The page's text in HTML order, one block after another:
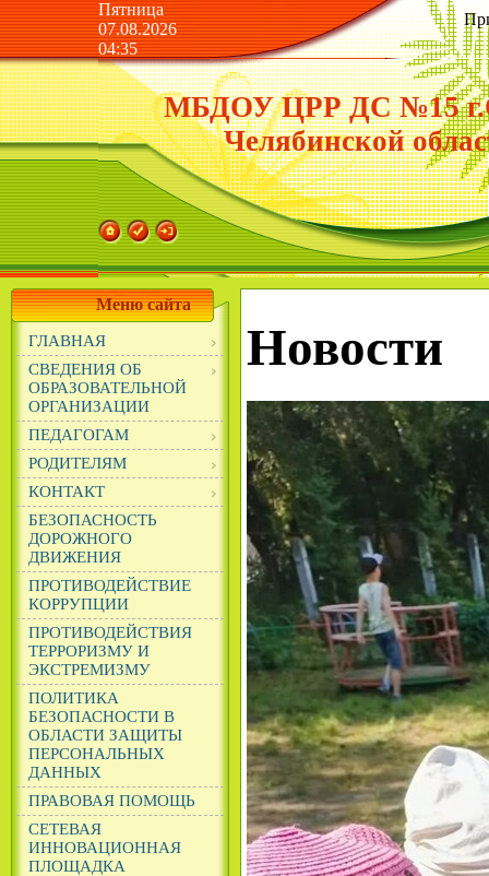
Пятница
07.08.2026
04:35
МБДОУ ЦРР ДС №15
Челябинской
Меню сайта
ГЛАВНАЯ
СВЕДЕНИЯ ОБ
ОБРАЗОВАТЕЛЬНОЙ
ОРГАНИЗАЦИИ
ПЕДАГОГАМ
РОДИТЕЛЯМ
КОНТАКТ
БЕЗОПАСНОСТЬ
ДОРОЖНОГО
ДВИЖЕНИЯ
ПРОТИВОДЕЙСТВИЕ
КОРРУПЦИИ
ПРОТИВОДЕЙСТВИЯ
ТЕРРОРИЗМУ И
ЭКСТРЕМИЗМУ
ПОЛИТИКА
БЕЗОПАСНОСТИ В
ОБЛАСТИ ЗАЩИТЫ
ПЕРСОНАЛЬНЫХ
ДАННЫХ
ПРАВОВАЯ ПОМОЩЬ
СЕТЕВАЯ
ИННОВАЦИОННАЯ
ПЛОЩАДКА
Новости